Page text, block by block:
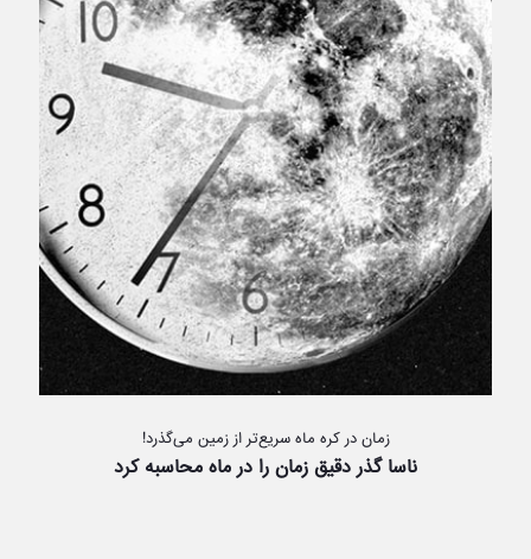
زمان در کره ماه سریع‌تر از زمین می‌گذرد!
ناسا گذر دقیق زمان را در ماه محاسبه کرد